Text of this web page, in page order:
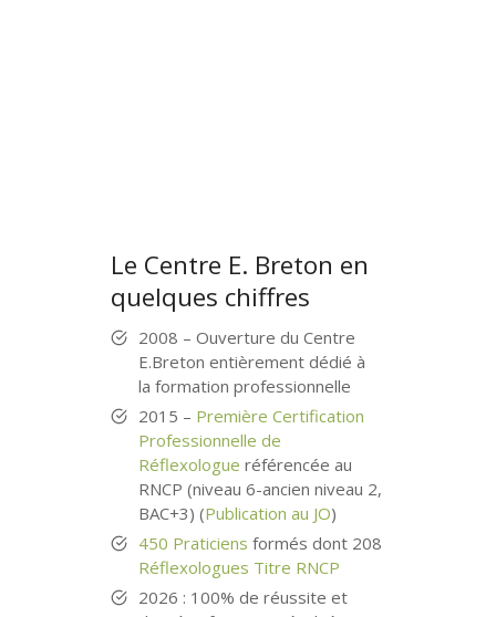
Le Centre E. Breton en
quelques chiffres
2008 – Ouverture du Centre
E.Breton entièrement dédié à
la formation professionnelle
2015 – Première Certification
Professionnelle de
Réflexologue référencée au
RNCP (niveau 6-ancien niveau 2,
BAC+3) (Publication au JO)
450 Praticiens formés dont 208
Réflexologues Titre RNCP
2026 : 100% de réussite et